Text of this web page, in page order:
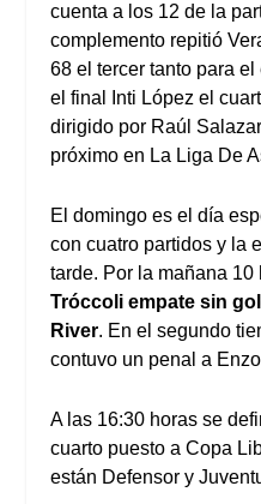
cuenta a los 12 de la
complemento repitió
68 el tercer tanto para
el final Inti López el
dirigido por Raúl
próximo en La Liga De
El domingo es el día
con cuatro partidos y la
tarde. Por la mañana 10
Tróccoli empate sin
River. En el segundo
contuvo un penal a
A las 16:30 horas se
cuarto puesto a Copa
están Defensor y